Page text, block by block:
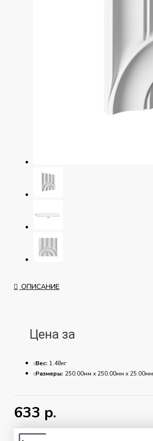
ОПИСАНИЕ
Цена за
Материал
633 р.
Вес: 1.48кг
Размеры: 250.00мм x 250.00мм x 25.00мм